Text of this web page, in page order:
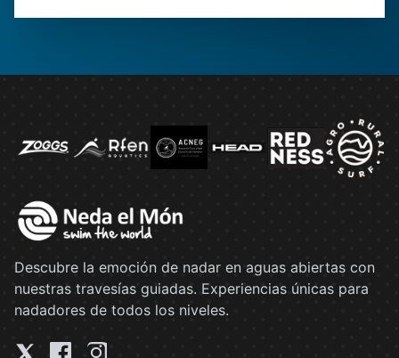
Descubre la emoción de nadar en aguas abiertas con
nuestras travesías guiadas. Experiencias únicas para
nadadores de todos los niveles.